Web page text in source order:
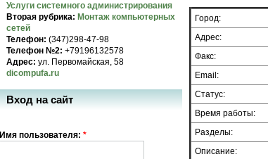
Город:
Адрес:
Факс:
Email:
Статус:
Время работы:
Разделы:
Описание:
Услуги системного администрирования
Вторая рубрика: Монтаж компьютерных
сетей
Телефон: (347)298-47-98
Телефон №2: +79196132578
Адрес: ул. Первомайская, 58
dicompufa.ru
Вход на сайт
Имя пользователя: *